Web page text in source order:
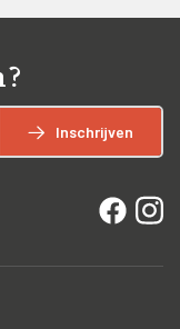
Inschrijven